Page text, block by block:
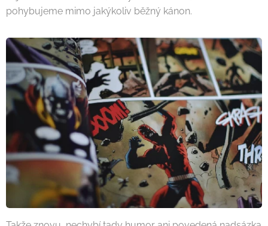
pohybujeme mimo jakýkoliv běžný kánon.